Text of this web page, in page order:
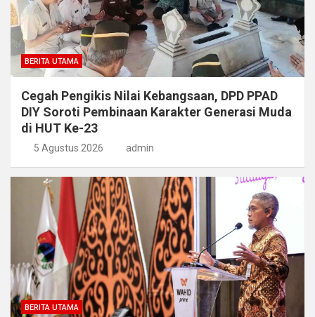
BERITA UTAMA
Cegah Pengikis Nilai Kebangsaan, DPD PPAD
DIY Soroti Pembinaan Karakter Generasi Muda
di HUT Ke-23
5 Agustus 2026 admin
BERITA UTAMA